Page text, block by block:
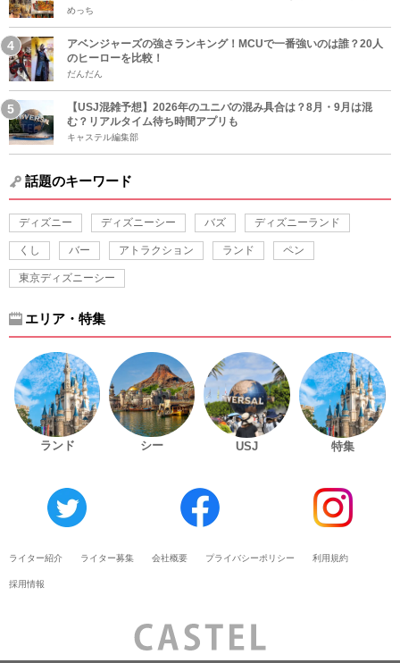
めっち
アベンジャーズの強さランキング！MCUで一番強いのは誰？20人
のヒーローを比較！
だんだん
【USJ混雑予想】2026年のユニバの混み具合は？8月・9月は混
む？リアルタイム待ち時間アプリも
キャステル編集部
話題のキーワード
ディズニー ディズニーシー バズ ディズニーランド
くし バー アトラクション ランド ペン
東京ディズニーシー
エリア・特集
ランド シー USJ 特集
ライター紹介 ライター募集 会社概要 プライバシーポリシー 利用規約
採用情報